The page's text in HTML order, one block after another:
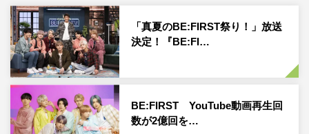
は、BE:FIRSTのファンを公言している森三中・大島美幸
とのダンスコラボが実現するなど話題を呼び、数多くの人
の耳に届く楽曲となっている。
大型フェスへの出演に始まり、待望の1stアルバム
『BE:1』のリリース、そしてアルバムを引っ提げた全国
ホールツアーも予定されているBE:FIRST。勢いの止まら
「真夏のBE:FIRST祭り！」放送
決定！『BE:FI…
BE:FIRST YouTube動画再生回
数が2億回を…